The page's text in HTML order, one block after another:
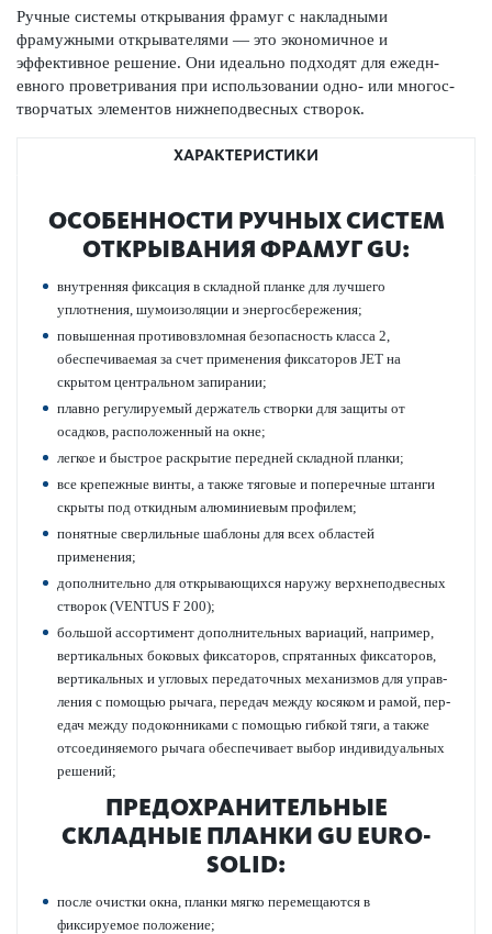
Ручные сис­темы открывания фрамуг с накладными
фрамужными открывате­лями — это экономичное и
эффективное решение. Они идеально подходят для еже­дн­
евного проветр­ивания при исполь­зовании одно- или многос­
твор­чатых элементов нижнепо­д­в­есных створок.
ХАРАКТЕРИСТИКИ
ОСОБЕННОСТИ РУЧНЫХ СИСТЕМ
ОТКРЫВАНИЯ ФРАМУГ GU:
внутренняя фиксация в складной планке для лучшего
уплотнения, шумои­з­ол­яции и энергосбережения;
повы­шенная против­овзломная безоп­асность класса 2,
обеспечиваемая за счет применения фиксат­оров JET на
скрытом центральном запирании;
плавно регулируемый держатель створки для защиты от
осадков, распол­оженный на окне;
легкое и быстрое раскрытие пер­едней складной планки;
все крепежные винты, а также тяговые и попе­р­ечные штанги
скрыты под откидным алюминиевым профилем;
понятные сверлильные шаблоны для всех обла­стей
применения;
дополнительно для открывающихся наружу верхнепо­д­в­есных
створок (VENTUS F 200);
большой ассортимент дополнительных вариаций, например,
вертик­альных боковых фиксат­оров, спрят­анных фиксат­оров,
вертик­альных и угловых пер­едат­очных механизмов для управ­
ления с помощью рычага, пер­едач между косяком и рамой, пер­
едач между подоко­нни­ками с помощью гибкой тяги, а также
отсоединяемого рычага обеспечивает выбор индив­идуальных
решений;
ПРЕДО­Х­РАНИТЕЛЬНЫЕ
СКЛАДНЫЕ ПЛАНКИ GU EURO-
SOLID:
после очистки окна, планки мягко пер­емещаются в
фиксируемое пол­ожение;